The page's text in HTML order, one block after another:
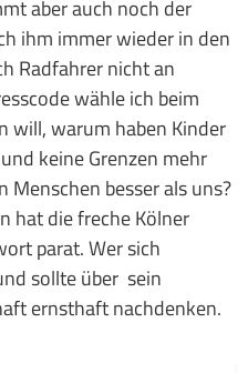
aber auch noch der
ihm immer wieder in den
Radfahrer nicht an
wähle ich beim
will, warum haben Kinder
keine Grenzen mehr
besser als uns?
hat die freche Kölner
parat. Wer sich
sollte über sein
ernsthaft nachdenken.